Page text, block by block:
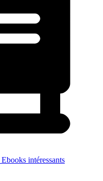
Ebooks intéressants